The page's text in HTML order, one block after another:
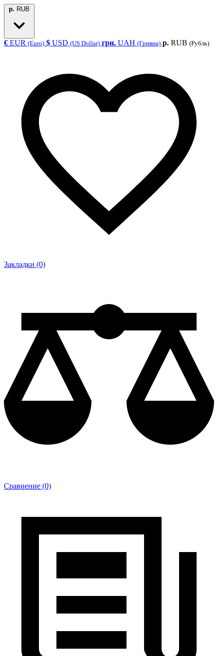
р. RUB
€ EUR (Euro) $ USD (US Dollar) грн. UAH (Гривна) р. RUB (Рубль)
Закладки (0)
Сравнение (0)